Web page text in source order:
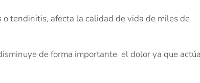
tendinitis, afecta la calidad de vida de miles de
de forma importante el dolor ya que